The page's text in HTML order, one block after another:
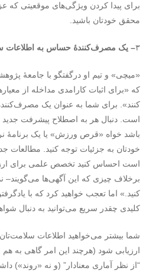
برای پیدا کردن ویژگی‌های موقعیتی که
محقق خودتان باشید.
۳– یک مصرف‌کنندۀ حساس به اطلاعات
«میچی» و تیم او درگفتگو با جامعۀ
که «برای اثبات کارامدی مداخله از
کنند». برای شما به عنوان یک
است. دنبال هر به اصطلاح پیشرفت جدید
باشد خواه «قرص ورزش» یا یک برنامۀ
خودتان به جزئیات توجه کنید. مطالعات
است احساس کنید تخصص علمی برای
برخلاف چیزی که این آگهی‌ها می‌گویند–
کنید.» اما تعجب خواهید کرد که با
کلیدی چقدر سریع می‌توانید به دنبال
شما بیشتر می‌خواهید اطلاعات سلامت‌تان
ارزیابی شود (هرچند این امر گاهی به هم
“از نظر آماری معنادار” (و نه «روند»)